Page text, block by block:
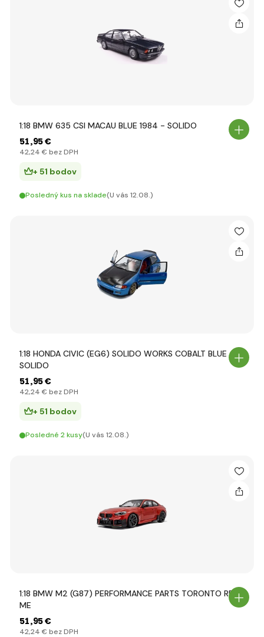
1:18 BMW 635 CSI MACAU BLUE 1984 - SOLIDO
51,95 €
42,24 € bez DPH
+ 51 bodov
Posledný kus na sklade(U vás 12.08.)
1:18 HONDA CIVIC (EG6) SOLIDO WORKS COBALT BLUE -
SOLIDO
51,95 €
42,24 € bez DPH
+ 51 bodov
Posledné 2 kusy(U vás 12.08.)
1:18 BMW M2 (G87) PERFORMANCE PARTS TORONTO RED
ME
51,95 €
42,24 € bez DPH